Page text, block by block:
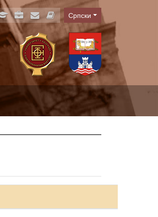
Language
Српски